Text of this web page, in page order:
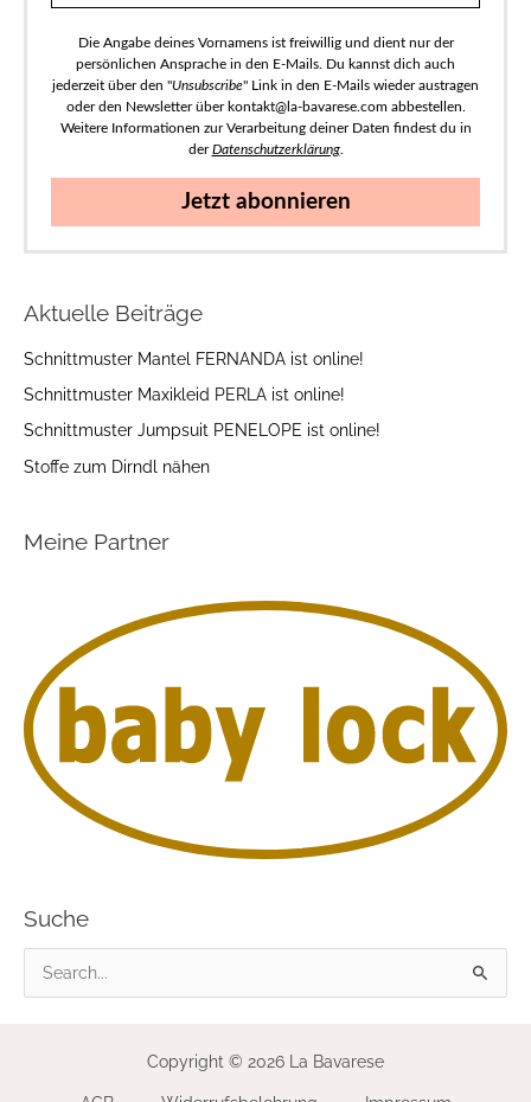
Die Angabe deines Vornamens ist freiwillig und dient nur der
persönlichen Ansprache in den E-Mails. Du kannst dich auch
jederzeit über den "Unsubscribe" Link in den E-Mails wieder austragen
oder den Newsletter über kontakt@la-bavarese.com abbestellen.
Weitere Informationen zur Verarbeitung deiner Daten findest du in
derDatenschutzerklärung.
Jetzt abonnieren
Aktuelle Beiträge
Schnittmuster Mantel FERNANDA ist online!
Schnittmuster Maxikleid PERLA ist online!
Schnittmuster Jumpsuit PENELOPE ist online!
Stoffe zum Dirndl nähen
Meine Partner
Suche
Copyright © 2026 La Bavarese